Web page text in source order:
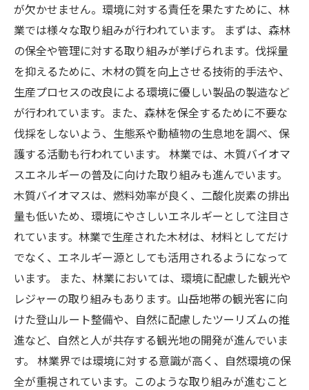
が欠かせません。環境に対する責任を果たすために、林
業では様々な取り組みが行われています。 まずは、森林
の保全や管理に対する取り組みが挙げられます。伐採量
を抑えるために、木材の質を向上させる技術的手法や、
生産プロセスの改良による環境に優しい製品の製造など
が行われています。また、森林を保全するために不要な
伐採をしないよう、生態系や動植物の生息地を調べ、保
護する活動も行われています。 林業では、木質バイオマ
スエネルギーの普及に向けた取り組みも進んでいます。
木質バイオマスは、燃料効率が良く、二酸化炭素の排出
量も低いため、環境にやさしいエネルギーとして注目さ
れています。林業で生産された木材は、材料としてだけ
でなく、エネルギー源としても活用されるようになって
います。 また、林業においては、環境に配慮した観光や
レジャーの取り組みもあります。山岳地帯の観光客に向
けた登山ルート整備や、自然に配慮したツーリズムの推
進など、自然と人が共存する観光地の開発が進んでいま
す。 林業界では環境に対する意識が高く、自然環境の保
全が重視されています。このような取り組みが進むこと